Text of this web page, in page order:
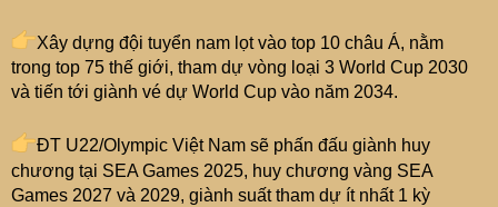
Xây dựng đội tuyển nam lọt vào top 10 châu Á, nằm
trong top 75 thế giới, tham dự vòng loại 3 World Cup 2030
và tiến tới giành vé dự World Cup vào năm 2034.
ĐT U22/Olympic Việt Nam sẽ phấn đấu giành huy
chương tại SEA Games 2025, huy chương vàng SEA
Games 2027 và 2029, giành suất tham dự ít nhất 1 kỳ